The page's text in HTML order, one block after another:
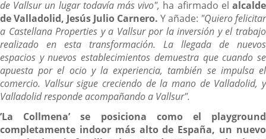
de Vallsur un lugar todavía más vivo", ha afirmado elalcalde
de Valladolid, Jesús Julio Carnero. Y añade: "Quiero felicitar
a Castellana Properties y a Vallsur por la inversión y el trabajo
realizado en esta transformación. La llegada de nuevos
espacios y nuevos establecimientos demuestra que cuando se
apuesta por el ocio y la experiencia, también se impulsa el
comercio. Vallsur sigue creciendo de la mano de Valladolid, y
Valladolid responde acompañando a Vallsur".
’La Collmena’ se posiciona como el playground
completamente indoor más alto de España, un nuevo